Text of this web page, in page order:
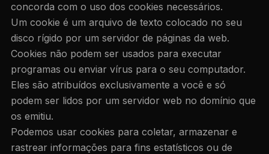
concorda com o uso dos cookies necessários.
Um cookie é um arquivo de texto colocado no seu
disco rígido por um servidor de páginas da web.
Cookies não podem ser usados para executar
programas ou enviar vírus para o seu computador.
Eles são atribuídos exclusivamente a você e só
podem ser lidos por um servidor web no domínio que
os emitiu.
Podemos usar cookies para coletar, armazenar e
rastrear informações para fins estatísticos ou de